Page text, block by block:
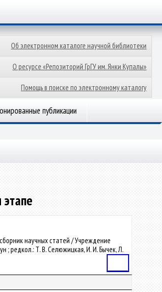
Об электронном каталоге научной библиотеки
О ресурсе «Репозиторий ГрГУ им. Янки Купалы»
Помощь в поиске по электронному каталогу
публикации
научных статей / Учреждение
; редкол.: Т. В. Селюжицкая, И. И. Бычек, Л.